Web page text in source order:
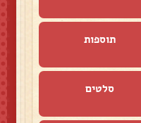
תוספות
סלטים